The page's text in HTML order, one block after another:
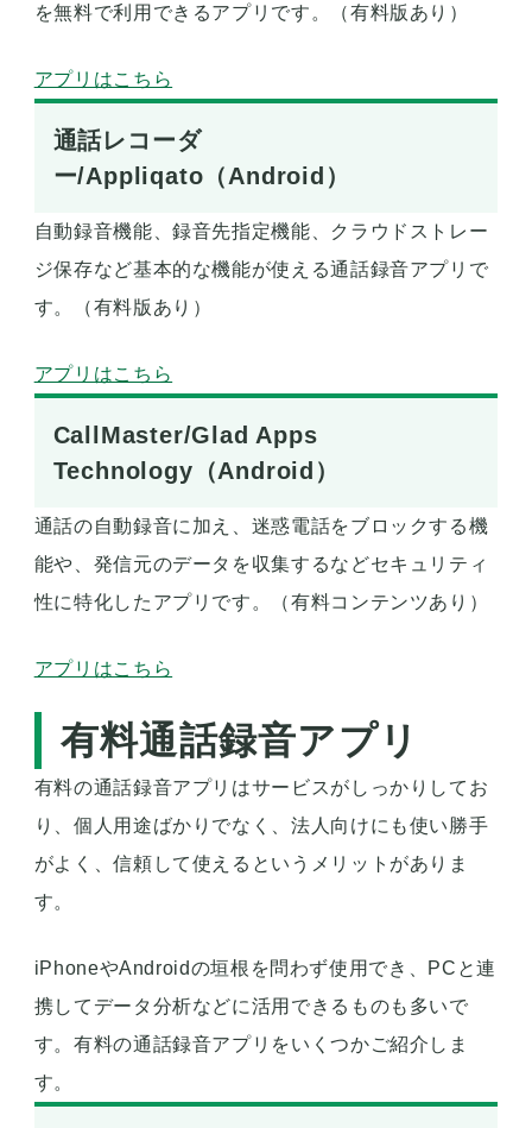
を無料で利用できるアプリです。（有料版あり）
アプリはこちら
通話レコーダ
ー/Appliqato（Android）
自動録音機能、録音先指定機能、クラウドストレー
ジ保存など基本的な機能が使える通話録音アプリで
す。（有料版あり）
アプリはこちら
CallMaster/Glad Apps
Technology（Android）
通話の自動録音に加え、迷惑電話をブロックする機
能や、発信元のデータを収集するなどセキュリティ
性に特化したアプリです。（有料コンテンツあり）
アプリはこちら
有料通話録音アプリ
有料の通話録音アプリはサービスがしっかりしてお
り、個人用途ばかりでなく、法人向けにも使い勝手
がよく、信頼して使えるというメリットがありま
す。
iPhoneやAndroidの垣根を問わず使用でき、PCと連
携してデータ分析などに活用できるものも多いで
す。有料の通話録音アプリをいくつかご紹介しま
す。